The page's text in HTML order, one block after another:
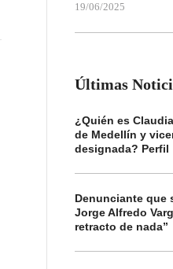
19/06/2025
Últimas
¿Quién es
de Medellín y
designada? Perfil
Denunciante que
Jorge Alfredo
retracto de nada”